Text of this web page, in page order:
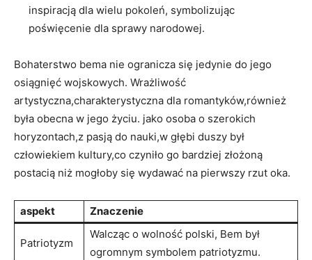
inspiracją dla wielu pokoleń, symbolizując
poświęcenie dla sprawy ⁢narodowej.
Bohaterstwo bema nie ogranicza się jedynie do jego
osiągnięć wojskowych. Wrażliwość
artystyczna,charakterystyczna dla romantyków,również​
była obecna w jego życiu.⁢ jako osoba o szerokich
⁣horyzontach,z pasją do nauki,w głębi duszy był
człowiekiem kultury,co czyniło go bardziej złożoną​
postacią niż mogłoby się wydawać na pierwszy rzut⁤ oka.
aspekt Znaczenie
Patriotyzm
Walcząc o wolność polski, Bem był
ogromnym symbolem⁢ patriotyzmu.